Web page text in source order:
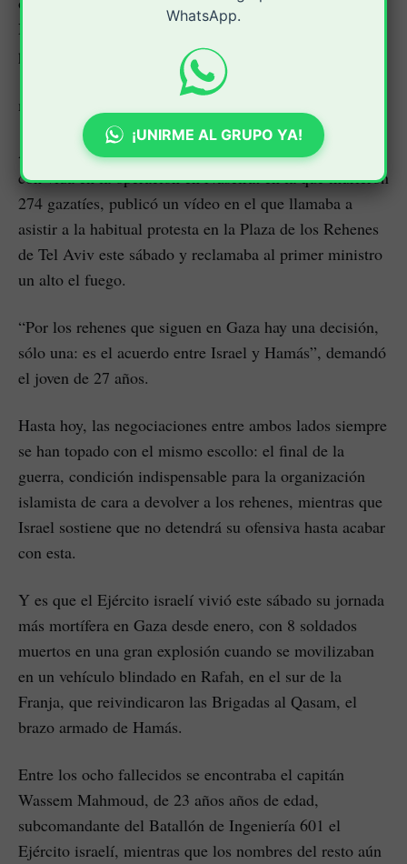
Netanyahu y reclamarle un acuerdo de alto el fuego que
permita el retorno de los rehenes, ya que aún quedan
116 en la Franja y 40, según el Ejército, estarían
muertos.
Andrey Kozlov, uno de los cuatro rehenes rescatados
con vida en la operación en Nuseirat en la que murieron
274 gazatíes, publicó un vídeo en el que llamaba a
asistir a la habitual protesta en la Plaza de los Rehenes
de Tel Aviv este sábado y reclamaba al primer ministro
un alto el fuego.
“Por los rehenes que siguen en Gaza hay una decisión,
sólo una: es el acuerdo entre Israel y Hamás”, demandó
el joven de 27 años.
Hasta hoy, las negociaciones entre ambos lados siempre
se han topado con el mismo escollo: el final de la
guerra, condición indispensable para la organización
islamista de cara a devolver a los rehenes, mientras que
Israel sostiene que no detendrá su ofensiva hasta acabar
con esta.
Y es que el Ejército israelí vivió este sábado su jornada
más mortífera en Gaza desde enero, con 8 soldados
muertos en una gran explosión cuando se movilizaban
en un vehículo blindado en Rafah, en el sur de la
Franja, que reivindicaron las Brigadas al Qasam, el
brazo armado de Hamás.
Entre los ocho fallecidos se encontraba el capitán
Wassem Mahmoud, de 23 años años de edad,
subcomandante del Batallón de Ingeniería 601 el
Ejército israelí, mientras que los nombres del resto aún
WhatsApp.
¡UNIRME AL GRUPO YA!